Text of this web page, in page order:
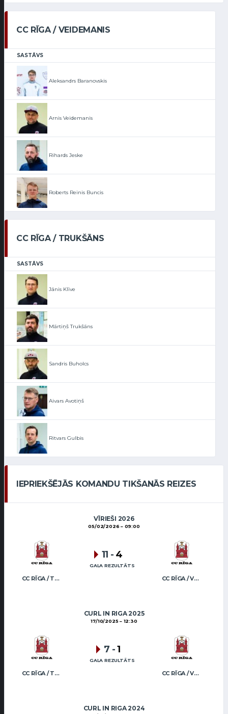
CC RĪGA / VEIDEMANIS
SASTĀVS
Aleksandrs Baranovskis
Arnis Veidemanis
Rihards Jeske
Roberts Reinis Buncis
CC RĪGA / TRUKŠĀNS
SASTĀVS
Jānis Klīve
Mārtiņš Trukšāns
Sandris Buholcs
Aivars Avotiņš
Ritvars Gulbis
IEPRIEKŠĒJĀS KOMANDU TIKŠANĀS REIZES
VĪRIEŠI 2026
05/02/2026 09:00
CC RĪGA / TRUKŠĀNS CC RĪGA / VEIDEMANIS
11 - 4
GALA REZULTĀTS
CURL IN RIGA 2025
17/10/2025 12:30
CC RĪGA / TRUKŠĀNS CC RĪGA / VEIDEMANIS
7 -1
GALA REZULTĀTS
CURL IN RIGA 2024